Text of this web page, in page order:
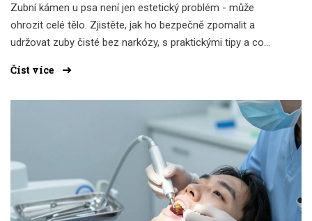
Zubní kámen u psa není jen estetický problém - může
ohrozit celé tělo. Zjistěte, jak ho bezpečně zpomalit a
udržovat zuby čisté bez narkózy, s praktickými tipy a co
Číst více